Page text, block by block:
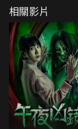
相關影片